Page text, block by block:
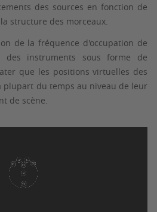
des sources en fonction de
structure des morceaux.
de la fréquence d'occupation de
des instruments sous forme de
que les positions virtuelles des
du temps au niveau de leur
de scène.